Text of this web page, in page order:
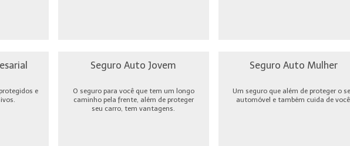
e
Seguro Auto Jovem
O seguro para você que tem um longo
caminho pela frente, além de proteger
seu carro, tem vantagens.
Seguro Auto Mulher
Um seguro que além de proteger o
automóvel e também cuida de você.